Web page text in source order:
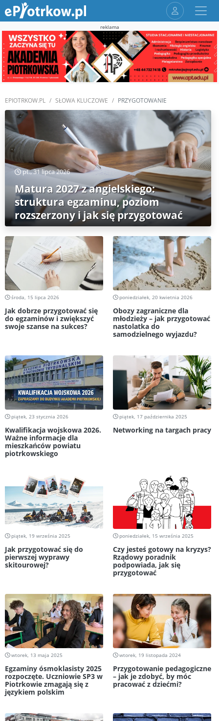
reklama
EPIOTRKOW.PL SŁOWA KLUCZOWE PRZYGOTOWANIE
pt., 31 lipca 2026
Matura 2027 z angielskiego:
struktura egzaminu, poziom
rozszerzony i jak się przygotować
środa, 15 lipca 2026
Jak dobrze przygotować się
do egzaminów i zwiększyć
swoje szanse na sukces?
poniedziałek, 20 kwietnia 2026
Obozy zagraniczne dla
młodzieży – jak przygotować
nastolatka do
samodzielnego wyjazdu?
piątek, 23 stycznia 2026
Kwalifikacja wojskowa 2026.
Ważne informacje dla
mieszkańców powiatu
piotrkowskiego
piątek, 17 października 2025
Networking na targach pracy
piątek, 19 września 2025
Jak przygotować się do
pierwszej wyprawy
skitourowej?
poniedziałek, 15 września 2025
Czy jesteś gotowy na kryzys?
Rządowy poradnik
podpowiada, jak się
przygotować
wtorek, 13 maja 2025
Egzaminy ósmoklasisty 2025
rozpoczęte. Uczniowie SP3 w
Piotrkowie zmagają się z
językiem polskim
wtorek, 19 listopada 2024
Przygotowanie pedagogiczne
– jak je zdobyć, by móc
pracować z dziećmi?